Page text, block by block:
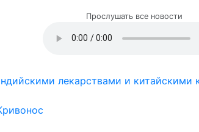
Прослушать все новости
лекарствами и